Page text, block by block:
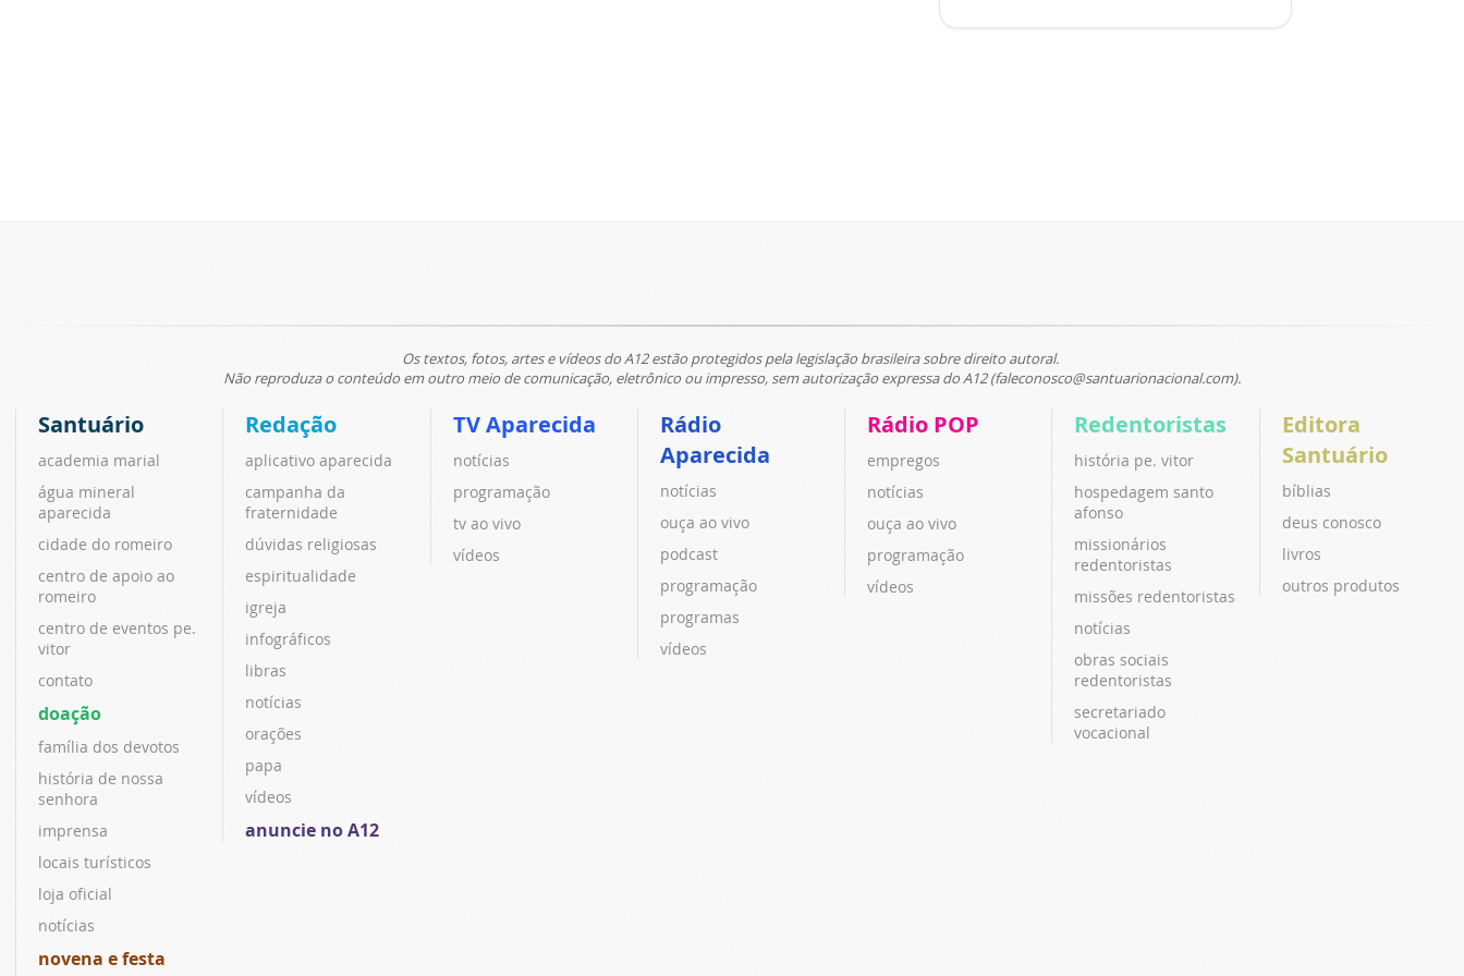
Os textos, fotos, artes e vídeos do A12 estão protegidos pela legislação brasileira sobre direito autoral.
Não reproduza o conteúdo em outro meio de comunicação, eletrônico ou impresso, sem autorização expressa do A12 (faleconosco@santuarionacional.com).
Santuário
academia marial
água mineral
aparecida
cidade do romeiro
centro de apoio ao
romeiro
centro de eventos pe.
vitor
contato
doação
família dos devotos
história de nossa
senhora
imprensa
locais turísticos
loja oficial
notícias
novena e festa
Redação
aplicativo aparecida
campanha da
fraternidade
dúvidas religiosas
espiritualidade
igreja
infográficos
libras
notícias
orações
papa
vídeos
anuncie no A12
TV Aparecida
notícias
programação
tv ao vivo
vídeos
Rádio
Aparecida
notícias
ouça ao vivo
podcast
programação
programas
vídeos
Rádio POP
empregos
notícias
ouça ao vivo
programação
vídeos
Redentoristas
história pe. vitor
hospedagem santo
afonso
missionários
redentoristas
missões redentoristas
notícias
obras sociais
redentoristas
secretariado
vocacional
Editora
Santuário
bíblias
deus conosco
livros
outros produtos